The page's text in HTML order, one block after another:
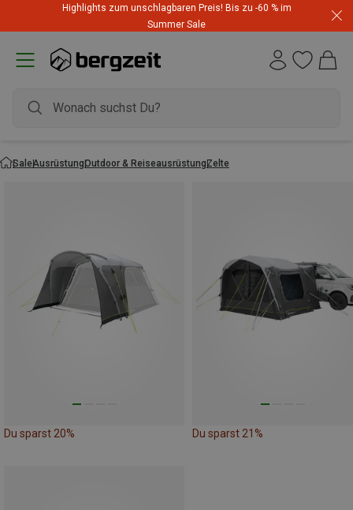
Highlights zum unschlagbaren Preis! Bis zu -60 % im
Summer Sale
SaleAusrüstungOutdoor & ReiseausrüstungZelte
Du sparst 20% Du sparst 21%